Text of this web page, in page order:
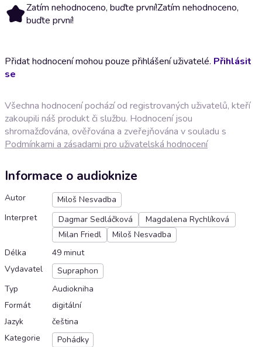
Zatím nehodnoceno, buďte první!Zatím nehodnoceno,
buďte první!
Přidat hodnocení mohou pouze přihlášení uživatelé. Přihlásit
se
Všechna hodnocení pochází od registrovaných uživatelů, kteří
zakoupili náš produkt či službu. Hodnocení jsou
shromažďována, ověřována a zveřejňována v souladu s
Podmínkami a zásadami pro uživatelská hodnocení
Informace o audioknize
Autor
Miloš Nesvadba
Interpret
Dagmar Sedláčková
Magdalena Rychlíková
Milan Friedl
Miloš Nesvadba
Délka
49 minut
Vydavatel
Supraphon
Typ
Audiokniha
Formát
digitální
Jazyk
čeština
Kategorie
Pohádky